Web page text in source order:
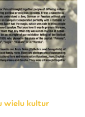
wielu kultur